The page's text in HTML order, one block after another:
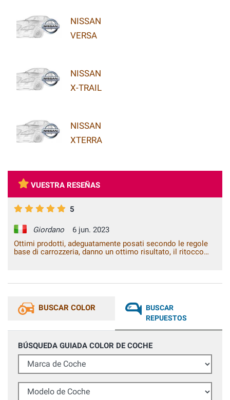
NISSAN
VERSA
NISSAN
X-TRAIL
NISSAN
XTERRA
VUESTRA RESEÑAS
5
Giordano
6 jun. 2023
Ottimi prodotti, adeguatamente posati secondo le regole
base di carrozzeria, danno un ottimo risultato, il ritocco
BUSCAR COLOR
BUSCAR
REPUESTOS
BÚSQUEDA GUIADA COLOR DE COCHE
Marca de Coche
Modelo de Coche